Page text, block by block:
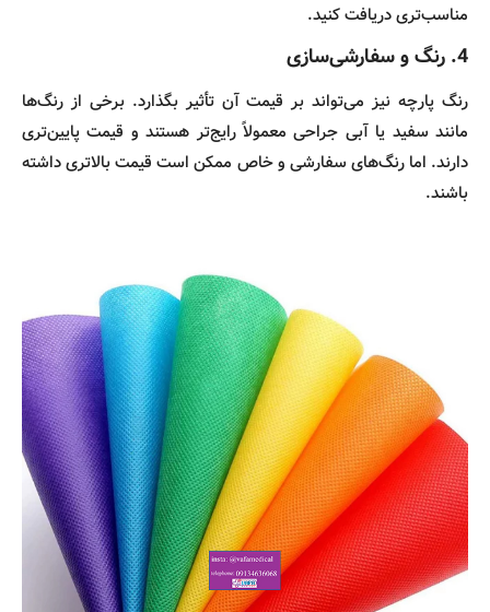
مناسب‌تری دریافت کنید.
4. رنگ و سفارشی‌سازی
رنگ پارچه نیز می‌تواند بر قیمت آن تأثیر بگذارد. برخی از رنگ‌ها
مانند سفید یا آبی جراحی معمولاً رایج‌تر هستند و قیمت پایین‌تری
دارند. اما رنگ‌های سفارشی و خاص ممکن است قیمت بالاتری داشته
باشند.